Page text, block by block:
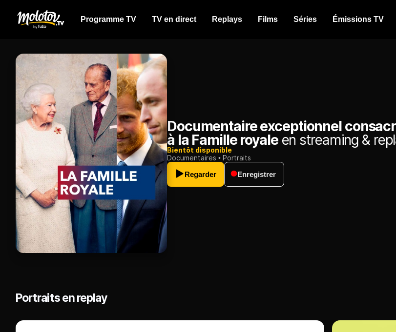
Programme TV TV en direct Replays Films Séries Émissions TV
Documentaire exceptionnel
à la Famille royaleen streaming &
Bientôt disponible
Documentaires
Portraits
Regarder
Enregistrer
Portraits en replay